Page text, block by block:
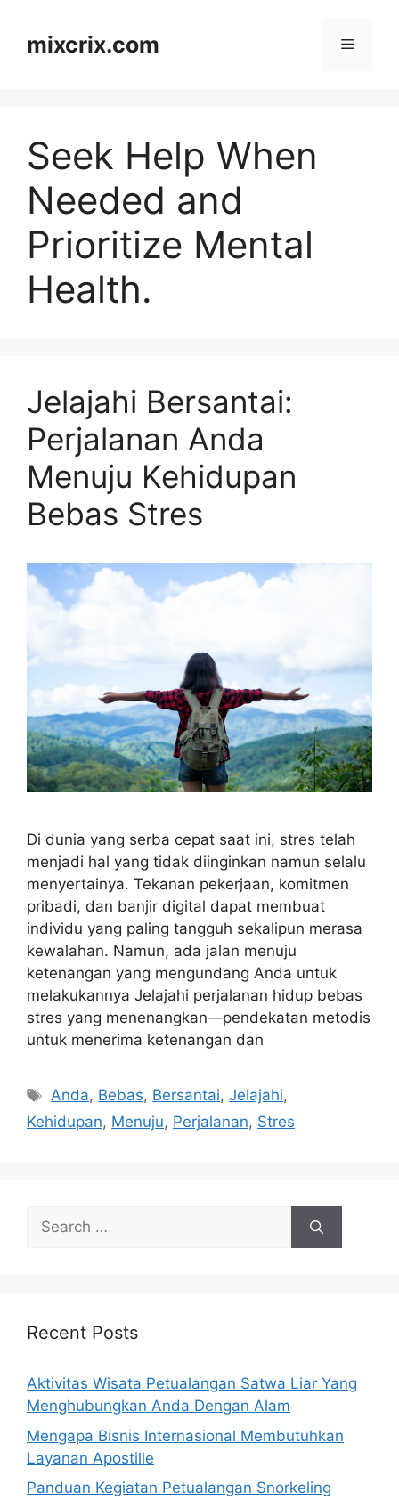
contentmixcrix.com Menu
Seek Help When
Needed and
Prioritize Mental
Health.
Jelajahi Bersantai:
Perjalanan Anda
Menuju Kehidupan
Bebas Stres
Di dunia yang serba cepat saat ini, stres telah
menjadi hal yang tidak diinginkan namun selalu
menyertainya. Tekanan pekerjaan, komitmen
pribadi, dan banjir digital dapat membuat
individu yang paling tangguh sekalipun merasa
kewalahan. Namun, ada jalan menuju
ketenangan yang mengundang Anda untuk
melakukannya Jelajahi perjalanan hidup bebas
stres yang menenangkan—pendekatan metodis
untuk menerima ketenangan dan
Tags
Anda, Bebas, Bersantai,Jelajahi,
Kehidupan, Menuju, Perjalanan, Stres
Search
for:
Recent Posts
Aktivitas Wisata Petualangan Satwa Liar Yang
Menghubungkan Anda Dengan Alam
Mengapa Bisnis Internasional Membutuhkan
Layanan Apostille
Panduan Kegiatan Petualangan Snorkeling